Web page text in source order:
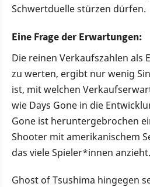
Schwertduelle stürzen dürfen.
Eine Frage der Erwartungen:
Die reinen Verkaufszahlen als
zu werten, ergibt nur wenig
ist, mit welchen
wie Days Gone in die
Gone ist heruntergebrochen
Shooter mit amerikanischem
das viele Spieler*innen anzieht.
Ghost of Tsushima hingegen